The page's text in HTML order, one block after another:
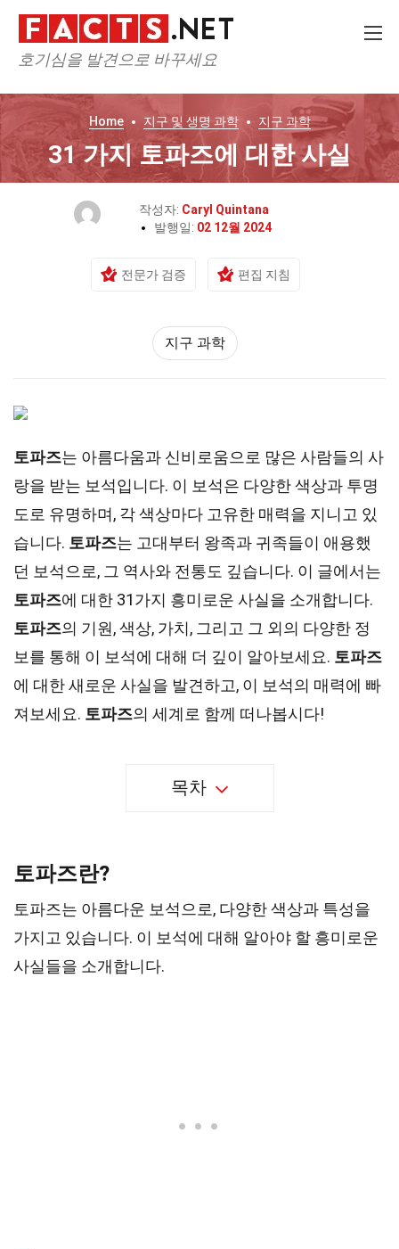
호기심을 발견으로 바꾸세요
Home 지구 및 생명 과학 지구 과학
31 가지 토파즈에 대한 사실
작성자: Caryl Quintana
발행일: 02 12월 2024
전문가 검증 편집 지침
지구 과학
토파즈는 아름다움과 신비로움으로 많은 사람들의 사
랑을 받는 보석입니다. 이 보석은 다양한 색상과 투명
도로 유명하며, 각 색상마다 고유한 매력을 지니고 있
습니다. 토파즈는 고대부터 왕족과 귀족들이 애용했
던 보석으로, 그 역사와 전통도 깊습니다. 이 글에서는
토파즈에 대한 31가지 흥미로운 사실을 소개합니다.
토파즈의 기원, 색상, 가치, 그리고 그 외의 다양한 정
보를 통해 이 보석에 대해 더 깊이 알아보세요. 토파즈
에 대한 새로운 사실을 발견하고, 이 보석의 매력에 빠
져보세요. 토파즈의 세계로 함께 떠나봅시다!
목차
토파즈란?
토파즈는 아름다운 보석으로, 다양한 색상과 특성을
가지고 있습니다. 이 보석에 대해 알아야 할 흥미로운
사실들을 소개합니다.